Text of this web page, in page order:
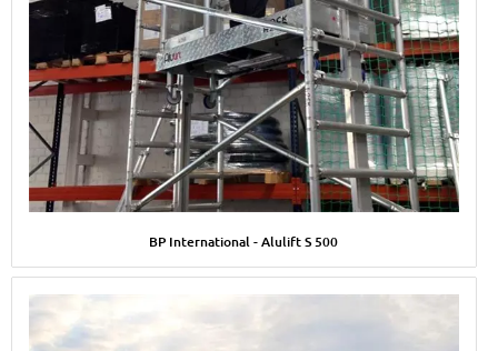
BP International - Alulift S 500